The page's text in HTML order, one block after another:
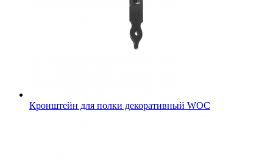
Кронштейн для полки декоративный WOC